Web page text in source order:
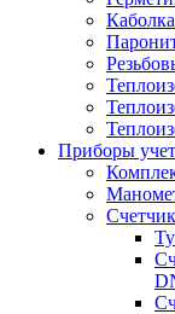
Приборы